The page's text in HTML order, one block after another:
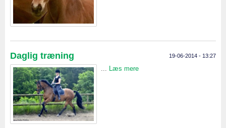
Daglig træning 19-06-2014 - 13:27
Læs mere